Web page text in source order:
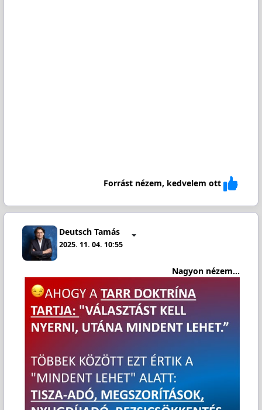
Forrást nézem, kedvelem ott
Deutsch Tamás
2025. 11. 04. 10:55
Nagyon nézem...